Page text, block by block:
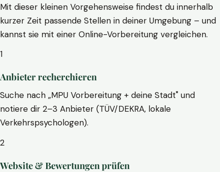
Mit dieser kleinen Vorgehensweise findest du innerhalb
kurzer Zeit passende Stellen in deiner Umgebung – und
kannst sie mit einer Online-Vorbereitung vergleichen.
1
Anbieter recherchieren
Suche nach „MPU Vorbereitung + deine Stadt" und
notiere dir 2–3 Anbieter (TÜV/DEKRA, lokale
Verkehrspsychologen).
2
Website & Bewertungen prüfen